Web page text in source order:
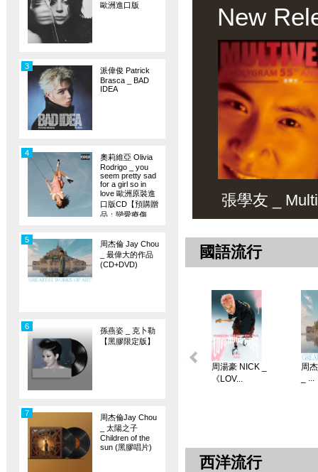
歐洲進口版
派偉俊 Patrick
Brasca _ BAD
IDEA
3
奧莉維亞 Olivia
Rodrigo _ you
seem pretty sad
for a girl so in
love 歐洲原裝進
口版CD【預購贈
品：戀愛療傷
4
周杰倫 Jay Chou
_ 最偉大的作品
(CD+DVD)
5
孫燕姿 _ 克卜勒
【黑膠限定版】
6
周杰倫Jay Chou
_ 太陽之子
Children of the
sun (黑膠唱片)
7
New
張學友 _
國語流行
周湯豪 NICK _
《LOV...
周
_ ...
西洋流行